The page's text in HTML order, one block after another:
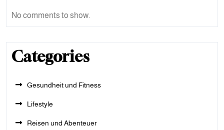
No comments to show.
Categories
Gesundheit und Fitness
Lifestyle
Reisen und Abenteuer